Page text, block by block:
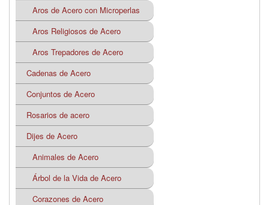
Aros de Acero con Microperlas
Aros Religiosos de Acero
Aros Trepadores de Acero
Cadenas de Acero
Conjuntos de Acero
Rosarios de acero
Dijes de Acero
Animales de Acero
Árbol de la Vida de Acero
Corazones de Acero